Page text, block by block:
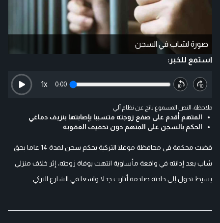
صورة لشاب في السجن
استمع للخبر:
0:00
1x
ملاحظة: النص المسموع ناتج عن نظام آلي
المتهم أقدم على صفع زوجته متسببا بإصابتها بنزيف دماغي
الحكم بالسجن على المتهم دون تخفيف العقوبة
قضت محكمة في محافظة موغلا التركية بحكم سجن لمدة 14 عاما بحق
شاب بعد إدانته في واقعة مأساوية انتهت بوفاة زوجته، إثر خلاف منزلي
بسيط تحول إلى حادثة صادمة أثارت جدلا واسعا في الشارع التركي.